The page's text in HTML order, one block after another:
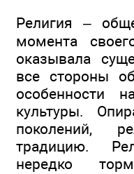
Религия –
момента
оказывала
все стороны
особенности
культуры.
поколений,
традицию.
нередко